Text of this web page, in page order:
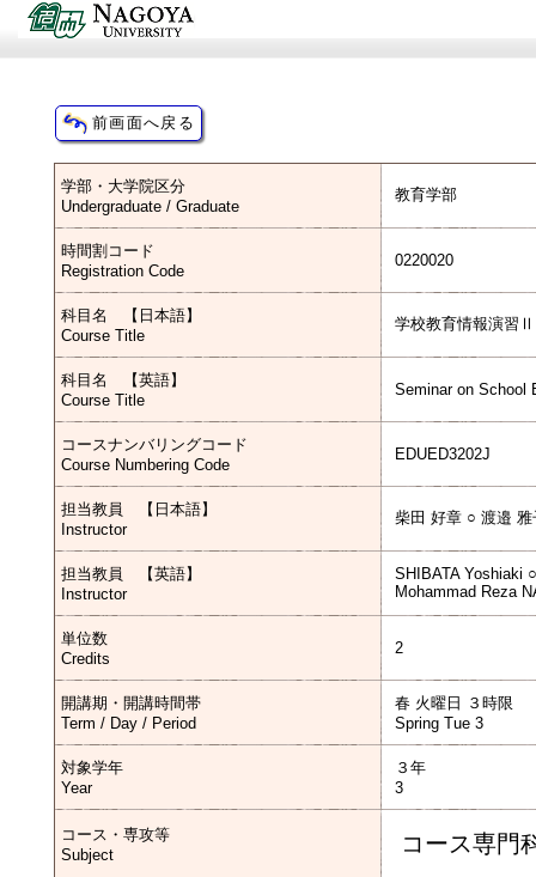
学部・大学院区分
Undergraduate / Graduate
教育学部
時間割コード
Registration Code
0220020
科目名 【日本語】
Course Title
学校教育情報演習Ⅱ
科目名 【英語】
Course Title
Seminar on School
コースナンバリングコード
Course Numbering Code
EDUED3202J
担当教員 【日本語】
Instructor
柴田 好章 ○ 渡邉
担当教員 【英語】
Instructor
SHIBATA Yoshiaki
Mohammad Reza
単位数
Credits
2
開講期・開講時間帯
Term / Day / Period
春 火曜日 ３時限
Spring Tue 3
対象学年
Year
３年
3
コース・専攻等
Subject
コース専門